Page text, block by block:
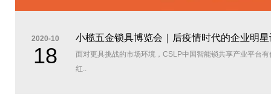
小榄五金锁具博览会｜后疫情时代的企业明星
2020-10
18
面对更具挑战的市场环境，CSLP中国智能锁共享产业平台
红..